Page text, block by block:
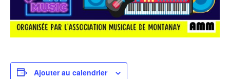
Ajouter au calendrier